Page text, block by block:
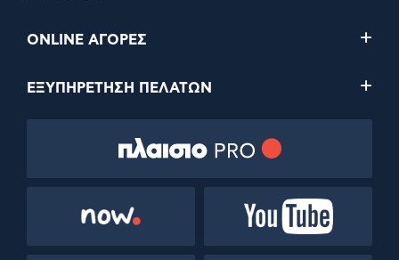
ONLINE ΑΓΟΡΕΣ
ΕΞΥΠΗΡΕΤΗΣΗ ΠΕΛΑΤΩΝ